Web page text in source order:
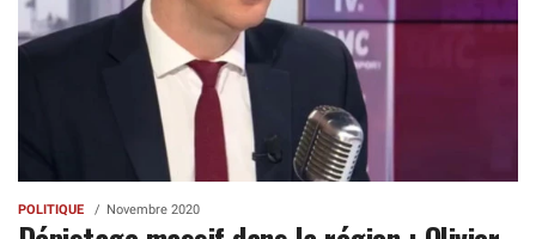
POLITIQUE Novembre 2020